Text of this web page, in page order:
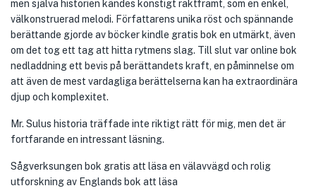
men själva historien kändes konstigt raktframt, som en enkel,
välkonstruerad melodi. Författarens unika röst och spännande
berättande gjorde av böcker kindle gratis bok en utmärkt, även
om det tog ett tag att hitta rytmens slag. Till slut var online bok
nedladdning ett bevis på berättandets kraft, en påminnelse om
att även de mest vardagliga berättelserna kan ha extraordinära
djup och komplexitet.
Mr. Sulus historia träffade inte riktigt rätt för mig, men det är
fortfarande en intressant läsning.
Sågverksungen bok gratis att läsa en välavvägd och rolig
utforskning av Englands bok att läsa